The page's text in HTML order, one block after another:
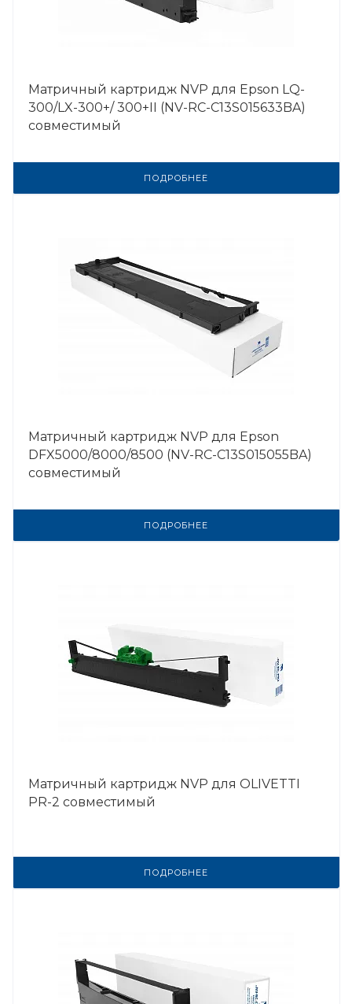
Матричный картридж NVP для Epson LQ-
300/LX-300+/ 300+II (NV-RC-C13S015633BA)
совместимый
ПОДРОБНЕЕ
Матричный картридж NVP для Epson
DFX5000/8000/8500 (NV-RC-C13S015055BA)
совместимый
ПОДРОБНЕЕ
Матричный картридж NVP для OLIVETTI
PR-2 совместимый
ПОДРОБНЕЕ